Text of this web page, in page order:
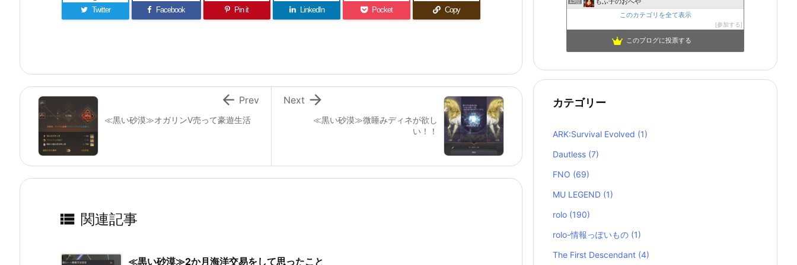
Twitter Facebook Pin it LinkedIn Pocket Copy
≪黒い砂漠≫微睡みディネが欲し
い！！

Next
≪黒い砂漠≫オガリンⅤ売って豪遊生活
 Prev
 関連記事
≪黒い砂漠≫2か月海洋交易をして思ったこと
15位
このカテゴリを全て表示
参加する
このブログに投票する
カテゴリー
ARK:Survival Evolved (1)
Dautless (7)
FNO (69)
MU LEGEND (1)
rolo (190)
rolo-情報っぽいもの (1)
The First Descendant (4)